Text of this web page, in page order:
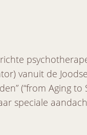
vanuit de
(“from Aging to
speciale